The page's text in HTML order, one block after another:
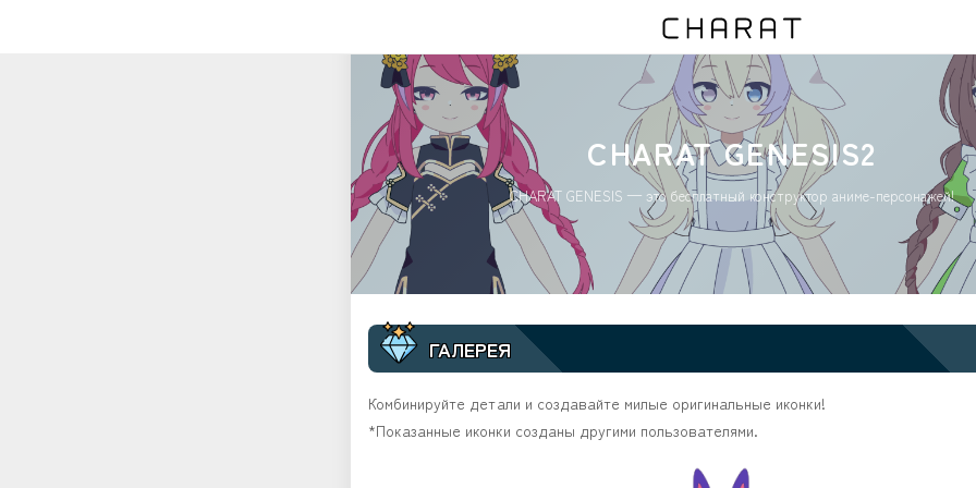
CHARAT GENESIS2
CHARAT GENESIS — это бесплатный конструктор аниме-персонажей!
ГАЛЕРЕЯ
Комбинируйте детали и создавайте милые оригинальные иконки!
*Показанные иконки созданы другими пользователями.